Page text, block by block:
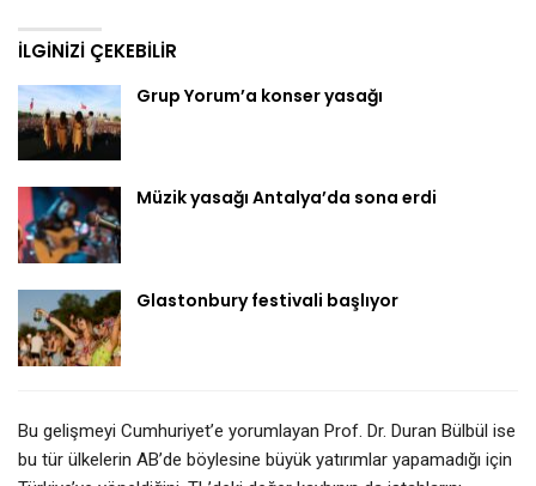
İLGINIZI ÇEKEBILIR
Grup Yorum’a konser yasağı
Müzik yasağı Antalya’da sona erdi
Glastonbury festivali başlıyor
Bu gelişmeyi Cumhuriyet’e yorumlayan Prof. Dr. Duran Bülbül ise
bu tür ülkelerin AB’de böylesine büyük yatırımlar yapamadığı için